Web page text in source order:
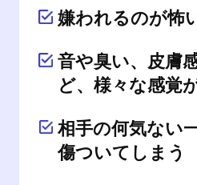
嫌われるのが怖
音や臭い、皮膚
ど、様々な感覚
相手の何気ない
傷ついてしまう